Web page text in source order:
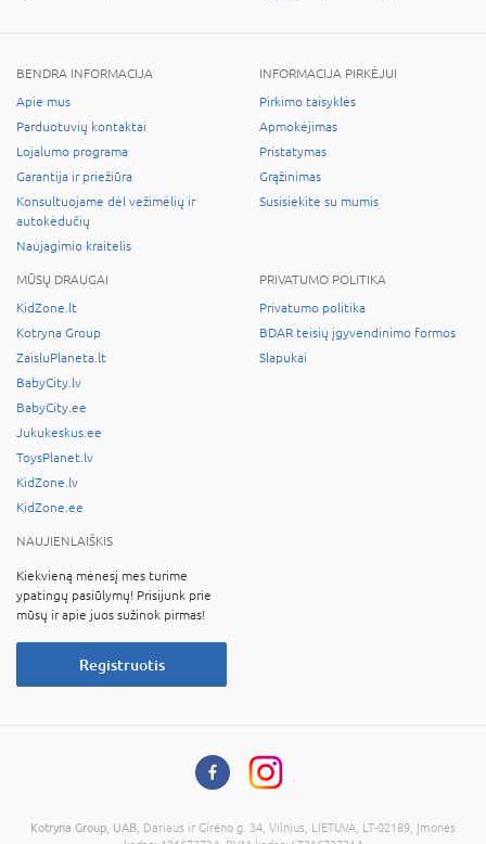
BENDRA INFORMACIJA
Apie mus
Parduotuvių kontaktai
Lojalumo programa
Garantija ir priežiūra
Konsultuojame dėl vežimėlių ir
autokėdučių
Naujagimio kraitelis
INFORMACIJA PIRKĖJUI
Pirkimo taisyklės
Apmokėjimas
Pristatymas
Grąžinimas
Susisiekite su mumis
MŪSŲ DRAUGAI
KidZone.lt
Kotryna Group
ZaisluPlaneta.lt
BabyCity.lv
BabyCity.ee
Jukukeskus.ee
ToysPlanet.lv
KidZone.lv
KidZone.ee
PRIVATUMO POLITIKA
Privatumo politika
BDAR teisių įgyvendinimo formos
Slapukai
NAUJIENLAIŠKIS
Kiekvieną mėnesį mes turime
ypatingų pasiūlymų! Prisijunk prie
mūsų ir apie juos sužinok pirmas!
Registruotis
Kotryna Group, UAB , Dariaus ir Girėno g. 34, Vilnius, LIETUVA, LT-02189, Įmonės